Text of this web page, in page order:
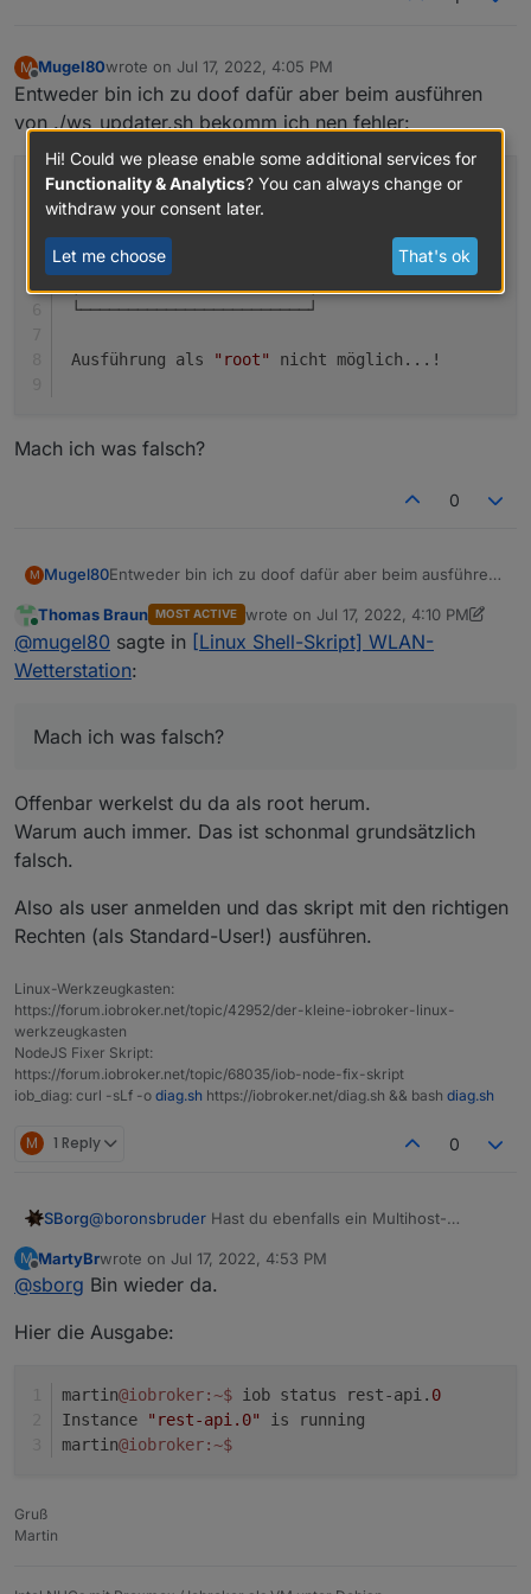
M
Offline
Mugel80wrote on Jul 17, 2022, 4:05 PM
last edited by
Entweder bin ich zu doof dafür aber beim ausführen
von ./ws_updater.sh bekomm ich nen fehler:
┌────────────────────────┐
│                        │
│   WS-Updater V2.15.0   │
└────────────────────────┘
Ausführung als "root" nicht möglich...!
Mach ich was falsch?
0
M Mugel80Entweder bin ich zu doof dafür aber beim ausführen
┌────────────────────────┐
│                        │
└────────────────────────┘
Thomas Braun MOST ACTIVE wrote on Jul 17, 2022, 4:10 PM
last edited by Thomas BraunJul 17,
@mugel80 sagte in [Linux Shell-Skript] WLAN-
Wetterstation:
Mach ich was falsch?
Offenbar werkelst du da als root herum.
Warum auch immer. Das ist schonmal grundsätzlich
falsch.
Also als user anmelden und das skript mit den richtigen
Rechten (als Standard-User!) ausführen.
Linux-Werkzeugkasten:
https://forum.iobroker.net/topic/42952/der-kleine-iobroker-linux-
werkzeugkasten
NodeJS Fixer Skript:
https://forum.iobroker.net/topic/68035/iob-node-fix-skript
iob_diag: curl -sLf -o diag.sh https://iobroker.net/diag.sh && bash diag.sh
M 1 Reply 0
SBorg@boronsbruder Hast du ebenfalls ein Multihost-
auf die Rest-API müsste auch schon jetzt funktionieren,
da der ohne Zugangsdaten nur mittels "iob" ausgeführt
Was liefert denn einiob status rest-api.0
Genau die Ausgabe wird auf
M
Offline
MartyBrwrote on Jul 17, 2022, 4:53 PM
last edited by
@sborg Bin wieder da.
Hier die Ausgabe:
martin@iobroker:~$ iob status rest-api. 0
Instance
"rest-api.0"
is running
martin@iobroker:~$
Gruß
Martin
Hi! Could we please enable some additional services for
Functionality & Analytics? You can always change or
withdraw your consent later.
Let me choose That's ok